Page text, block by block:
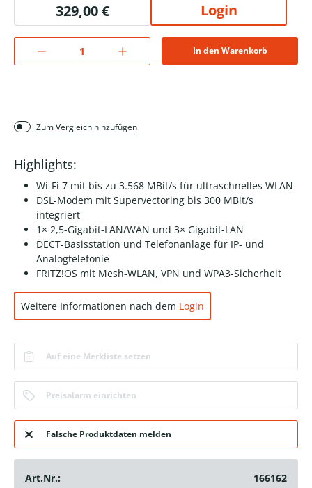
329,00 € Login
In den Warenkorb
Zum Vergleich hinzufügen
Highlights:
Wi-Fi 7 mit bis zu 3.568 MBit/s für ultraschnelles WLAN
DSL-Modem mit Supervectoring bis 300 MBit/s
integriert
1× 2,5-Gigabit-LAN/WAN und 3× Gigabit-LAN
DECT-Basisstation und Telefonanlage für IP- und
Analogtelefonie
FRITZ!OS mit Mesh-WLAN, VPN und WPA3-Sicherheit
Weitere Informationen nach dem Login
Auf eine Merkliste setzen
Preisalarm einrichten
Falsche Produktdaten melden
Art.Nr.:
166162